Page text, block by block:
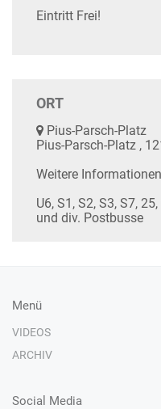
Eintritt Frei!
ORT
Pius-Parsch-Platz
Pius-Parsch-Platz ,
Weitere
U6, S1, S2, S3, S7,
und div. Postbusse
Menü
VIDEOS
ARCHIV
Social Media